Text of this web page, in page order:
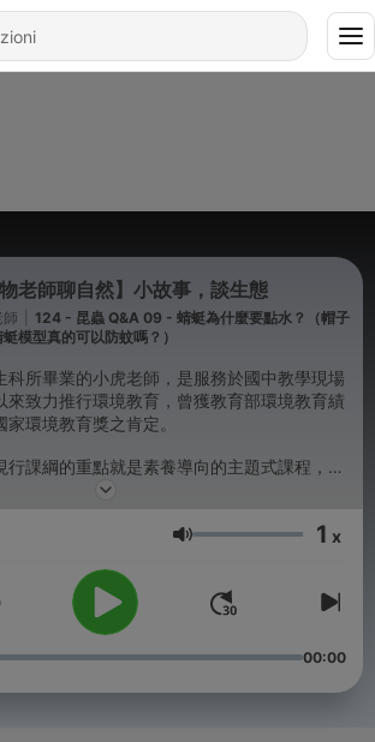
物老師聊自然】小故事，談生態
師
124 - 昆蟲 Q&A 09 - 蜻蜓為什麼要點水？（帽子
蜓模型真的可以防蚊嗎？）
科所畢業的小虎老師，是服務於國中教學現場
來致力推行環境教育，曾獲教育部環境教育績
環境教育獎之肯定。
行課綱的重點就是素養導向的主題式課程，即
學習，其實大自然就是最好的生物課本，今天
profile.php?id=100057753125660
channel/UCr5z4R-A0FFJrE6tKGL1OdA?
Volume 1 x
00:00